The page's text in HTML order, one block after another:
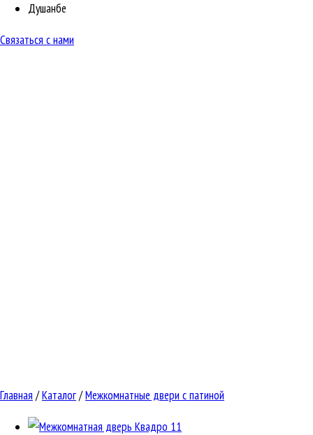
Душанбе
Связаться с нами
Главная /Каталог/Межкомнатные двери с патиной